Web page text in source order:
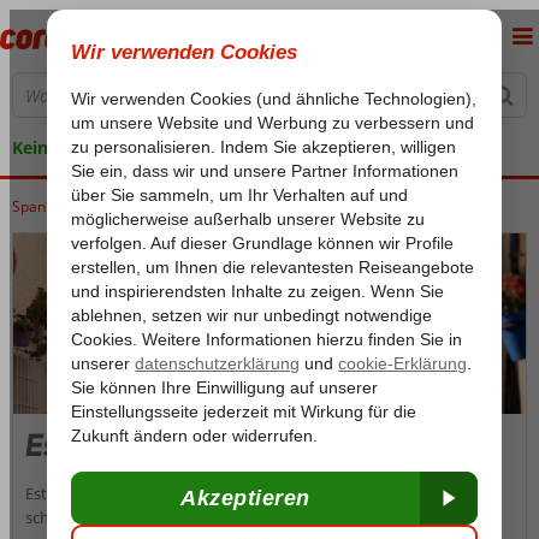
Keine versteckten Kosten
Home
Spanien Costa del Sol Costa del Sol Estepona
Estepona
Estepona garantiert mit seinem kilometerlangen Sandstrand, der
schönen Promenade und dem authentischen Stadtzentrum mit